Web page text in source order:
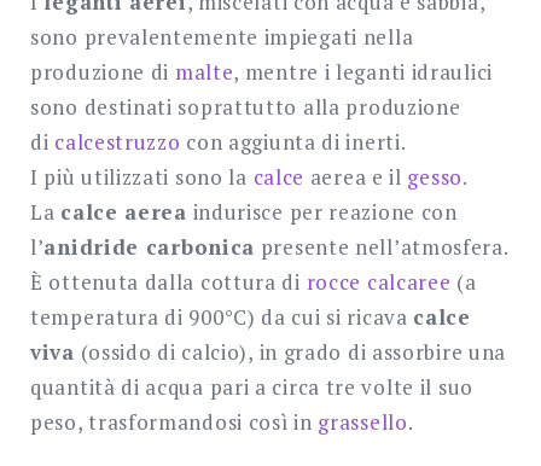
sono prevalentemente impiegati nella
produzione di malte, mentre i leganti idraulici
sono destinati soprattutto alla produzione
di calcestruzzo con aggiunta di inerti.
I più utilizzati sono la calce aerea e il gesso.
La calce aerea indurisce per reazione con
l’anidride carbonica presente nell’atmosfera.
È ottenuta dalla cottura di rocce calcaree (a
temperatura di 900°C) da cui si ricava calce
viva (ossido di calcio), in grado di assorbire una
quantità di acqua pari a circa tre volte il suo
peso, trasformandosi così in grassello.